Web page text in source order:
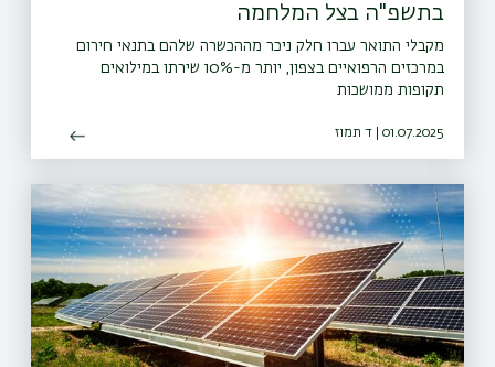
בתשפ"ה בצל המלחמה
מקבלי התואר עברו חלק ניכר מההכשרה שלהם בתנאי חירום
במרכזים הרפואיים בצפון, יותר מ-10% שירתו במילואים
תקופות ממושכות
01.07.2025 | ד תמוז